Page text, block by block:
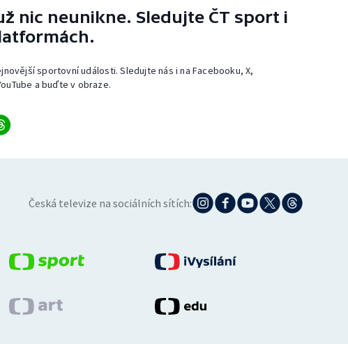
nic neunikne. Sledujte ČT sport i
sportovní události. Sledujte nás i na Facebooku, X,
a buďte v obraze.
Česká televize na sociálních sítích: